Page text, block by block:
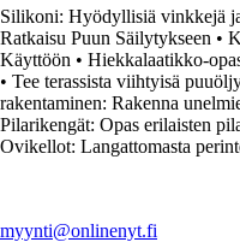
Silikoni: Hyödyllisiä vinkkejä
Ratkaisu Puun Säilytykseen •
Käyttöön • Hiekkalaatikko-
• Tee terassista viihtyisä
rakentaminen: Rakenna
Pilarikengät: Opas erilaisten
Ovikellot: Langattomasta
myynti@onlinenyt.fi